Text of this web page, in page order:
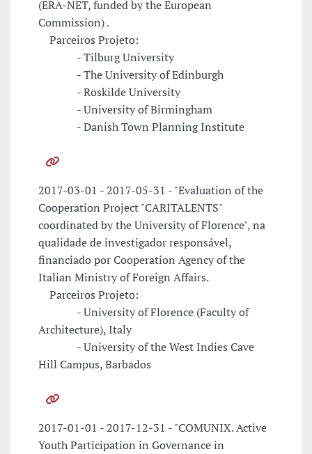
(ERA-NET, funded by the European
Commission) .
Parceiros Projeto:
- Tilburg University
- The University of Edinburgh
- Roskilde University
- University of Birmingham
- Danish Town Planning Institute
2017-03-01 - 2017-05-31 - "Evaluation of the
Cooperation Project "CARITALENTS"
coordinated by the University of Florence", na
qualidade de investigador responsável,
financiado por Cooperation Agency of the
Italian Ministry of Foreign Affairs.
Parceiros Projeto:
- University of Florence (Faculty of
Architecture), Italy
- University of the West Indies Cave
Hill Campus, Barbados
2017-01-01 - 2017-12-31 - "COMUNIX. Active
Youth Participation in Governance in